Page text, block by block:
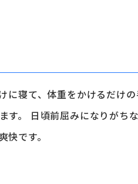
に寝て、体重をかけるだけ
す。 日頃前屈みになりがち
です。